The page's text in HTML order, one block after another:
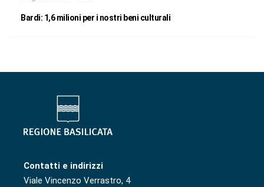
Bardi: 1,6 milioni per i nostri beni culturali
Contatti e indirizzi
Viale Vincenzo Verrastro, 4